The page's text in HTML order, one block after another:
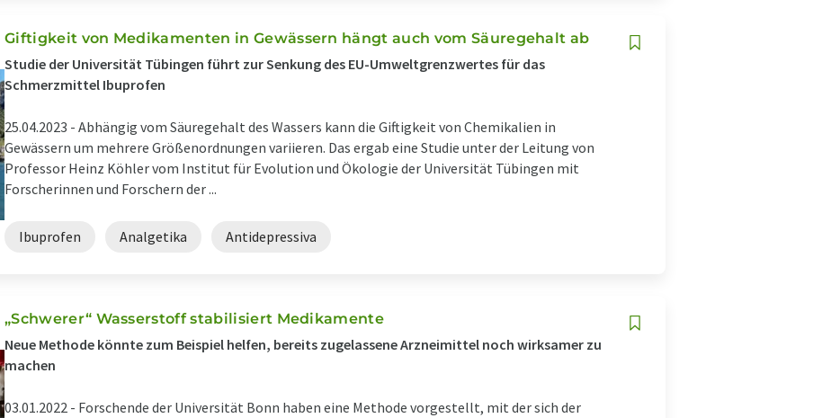
Giftigkeit von Medikamenten in Gewässern hängt auch vom Säuregehalt ab
Studie der Universität Tübingen führt zur Senkung des EU-Umweltgrenzwertes für das
Schmerzmittel Ibuprofen
25.04.2023 - Abhängig vom Säuregehalt des Wassers kann die Giftigkeit von Chemikalien in
Gewässern um mehrere Größenordnungen variieren. Das ergab eine Studie unter der Leitung von
Professor Heinz Köhler vom Institut für Evolution und Ökologie der Universität Tübingen mit
Forscherinnen und Forschern der ...
Ibuprofen Analgetika Antidepressiva
„Schwerer“ Wasserstoff stabilisiert Medikamente
Neue Methode könnte zum Beispiel helfen, bereits zugelassene Arzneimittel noch wirksamer zu
machen
03.01.2022 - Forschende der Universität Bonn haben eine Methode vorgestellt, mit der sich der